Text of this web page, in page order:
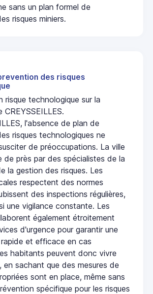
sans un plan formel de
risques miniers.
des risques
risque technologique sur la
CREYSSEILLES.
l'absence de plan de
risques technologiques ne
de préoccupations. La ville
de près par des spécialistes de la
la gestion des risques. Les
respectent des normes
des inspections régulières,
une vigilance constante. Les
également étroitement
d'urgence pour garantir une
et efficace en cas
habitants peuvent donc vivre
en sachant que des mesures de
sont en place, même sans
spécifique pour les risques